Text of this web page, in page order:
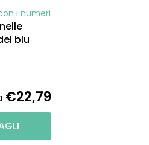
i numeri
blu
€22,79